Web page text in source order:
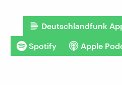
Deutschlandfunk
Spotify Apple